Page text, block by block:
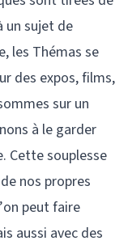
un sujet de
les Thémas se
des expos, films,
sur un
à le garder
Cette souplesse
nos propres
peut faire
aussi avec des